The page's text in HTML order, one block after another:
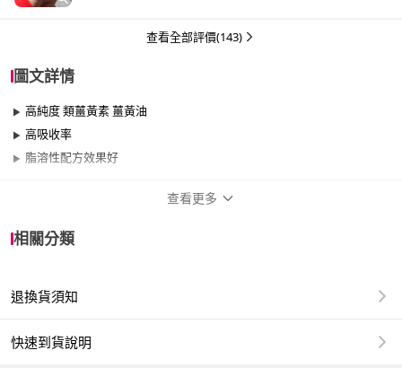
查看全部評價(143)
圖文詳情
高純度 類薑黃素 薑黃油
高吸收率
脂溶性配方效果好
1.商品組合/規格：三多專利薑黃萃取C+T軟膠囊(30粒/盒)
2.商品品名：三多專利薑黃萃取C+T軟膠囊
3.商品重(容)量：30粒/盒，4盒/組
查看更多
相關分類
退換貨須知
快速到貨說明